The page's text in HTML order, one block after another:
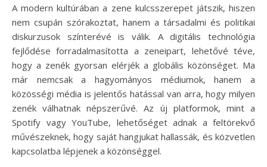
A modern kultúrában a zene kulcsszerepet játszik, hiszen
nem csupán szórakoztat, hanem a társadalmi és politikai
diskurzusok színterévé is válik. A digitális technológia
fejlődése forradalmasította a zeneipart, lehetővé téve,
hogy a zenék gyorsan elérjék a globális közönséget. Ma
már nemcsak a hagyományos médiumok, hanem a
közösségi média is jelentős hatással van arra, hogy milyen
zenék válhatnak népszerűvé. Az új platformok, mint a
Spotify vagy YouTube, lehetőséget adnak a feltörekvő
művészeknek, hogy saját hangjukat hallassák, és közvetlen
kapcsolatba lépjenek a közönséggel.